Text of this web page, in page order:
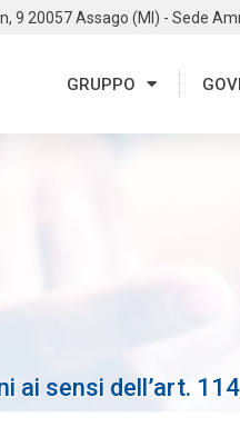
9 20057 Assago (MI) - Sede
GRUPPO
ai sensi dell’art.